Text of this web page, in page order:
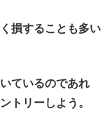
損することも多い
ているのであれ
トリーしよう。